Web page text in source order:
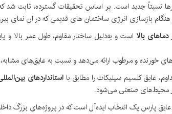
نسبتاً جدید است. بر اساس تحقیقات گسترده، ثابت شد
هنگام بازسازی انرژی ساختمان های قدیمی که در آن نمای
بالا است و به‌دلیل ساختار مقاوم، طول عمر بالا و
خورنده و مرطوب ارائه می‌دهد و نسبت به عایق‌های
عایق کلسیم سیلیکات را مطابق با استانداردهای
محیط‌های صنعتی می‌شود.
پارس یک انتخاب ایده‌آل است که در پروژه‌های بزرگ